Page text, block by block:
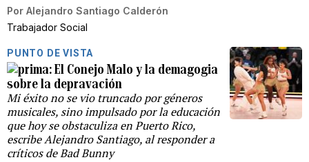
Por Alejandro Santiago Calderón
Trabajador Social
PUNTO DE VISTA
El Conejo Malo y la demagogia
sobre la depravación
Mi éxito no se vio truncado por géneros
musicales, sino impulsado por la educación
que hoy se obstaculiza en Puerto Rico,
escribe Alejandro Santiago, al responder a
críticos de Bad Bunny